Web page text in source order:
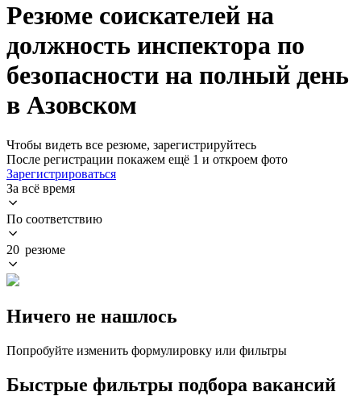
Резюме соискателей на
должность инспектора по
безопасности на полный день
в Азовском
Чтобы видеть все резюме, зарегистрируйтесь
После регистрации покажем ещё 1 и откроем фото
Зарегистрироваться
За всё время
По соответствию
20 резюме
Ничего не нашлось
Попробуйте изменить формулировку или фильтры
Быстрые фильтры подбора вакансий